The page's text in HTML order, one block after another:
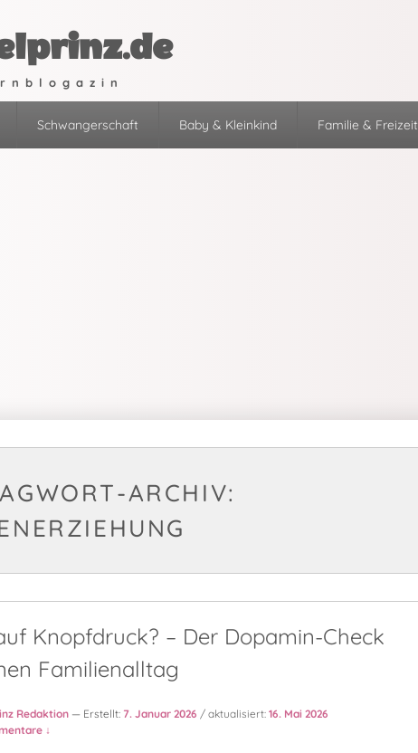
Schwangerschaft Baby & Kleinkind Familie & Freizeit
ARCHIV:
Knopfdruck? – Der Dopamin-Check
Familienalltag
Redaktion — Erstellt: 7. Januar 2026 / aktualisiert: 16. Mai 2026
↓